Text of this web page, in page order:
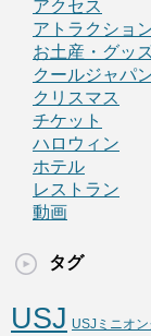
アクセス
アトラクショ
お土産・グッ
クールジャパ
クリスマス
チケット
ハロウィン
ホテル
レストラン
動画
タグ
USJ USJミニオ